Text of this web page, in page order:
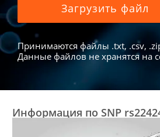
Загрузить файл
Принимаются файлы .txt, .csv,
Данные файлов не хранятся на
Информация по SNP